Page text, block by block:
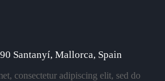
Santanyí, Mallorca, Spain
consectetur adipiscing elit, sed do